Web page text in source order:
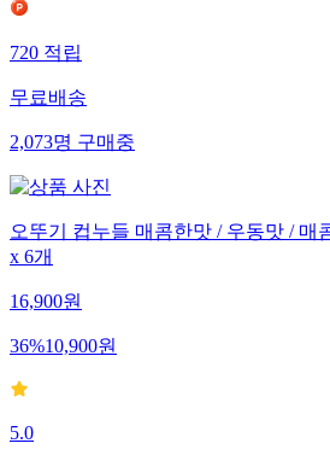
720 적립
무료배송
2,073명 구매중
오뚜기 컵누들 매콤한맛 / 우동맛 / 매
x 6개
16,900원
36%10,900원
5.0